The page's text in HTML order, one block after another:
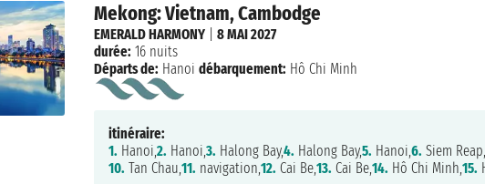
Mekong: Vietnam, Cambodge
EMERALD HARMONY |8 MAI 2027
durée: 16 nuits
Départs de: Hanoi débarquement: Hô Chi Minh
itinéraire:
1. Hanoi,2. Hanoi,3. Halong Bay,4. Halong Bay,5. Hanoi,6. Siem
10. Tan Chau,11. navigation,12. Cai Be,13. Cai Be,14. Hô Chi Minh,15.